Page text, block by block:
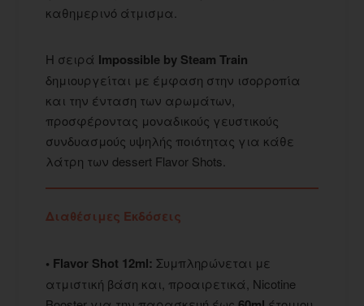
καθημερινό άτμισμα.
Η σειρά Impossible by Steam Train
δημιουργείται με έμφαση στην ισορροπία
και την ένταση των αρωμάτων,
προσφέροντας μοναδικούς γευστικούς
συνδυασμούς υψηλής ποιότητας για κάθε
λάτρη των dessert Flavor Shots.
Διαθέσιμες Εκδόσεις
• Flavor Shot 12ml: Συμπληρώνεται με
ατμιστική βάση και, προαιρετικά, Nicotine